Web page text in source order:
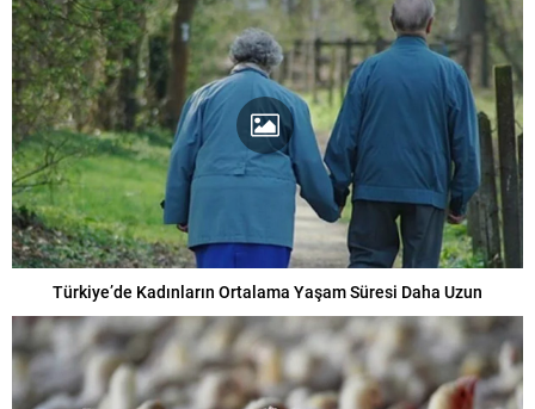
Türkiye’de Kadınların Ortalama Yaşam Süresi Daha Uzun